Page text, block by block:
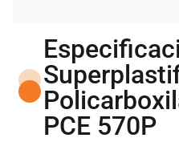
PCE 570P